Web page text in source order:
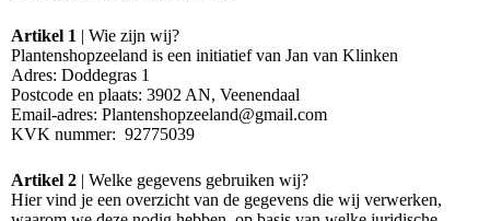
Artikel 1 | Wie zijn wij?
Plantenshopzeeland is een initiatief van Jan van Klinken
Adres: Doddegras 1
Postcode en plaats: 3902 AN, Veenendaal
Email-adres: Plantenshopzeeland@gmail.com
KVK nummer: 92775039
Artikel 2 | Welke gegevens gebruiken wij?
Hier vind je een overzicht van de gegevens die wij verwerken,